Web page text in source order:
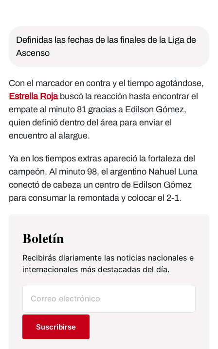
Definidas las fechas de las finales de la Liga de
Ascenso
Con el marcador en contra y el tiempo agotándose,
Estrella Rojabuscó la reacción hasta encontrar el
empate al minuto 81 gracias a Edilson Gómez,
quien definió dentro del área para enviar el
encuentro al alargue.
Ya en los tiempos extras apareció la fortaleza del
campeón. Al minuto 98, el argentino Nahuel Luna
conectó de cabeza un centro de Edilson Gómez
para consumar la remontada y colocar el 2-1.
Boletín
Recibirás diariamente las noticias nacionales e
internacionales más destacadas del día.
Suscribirse